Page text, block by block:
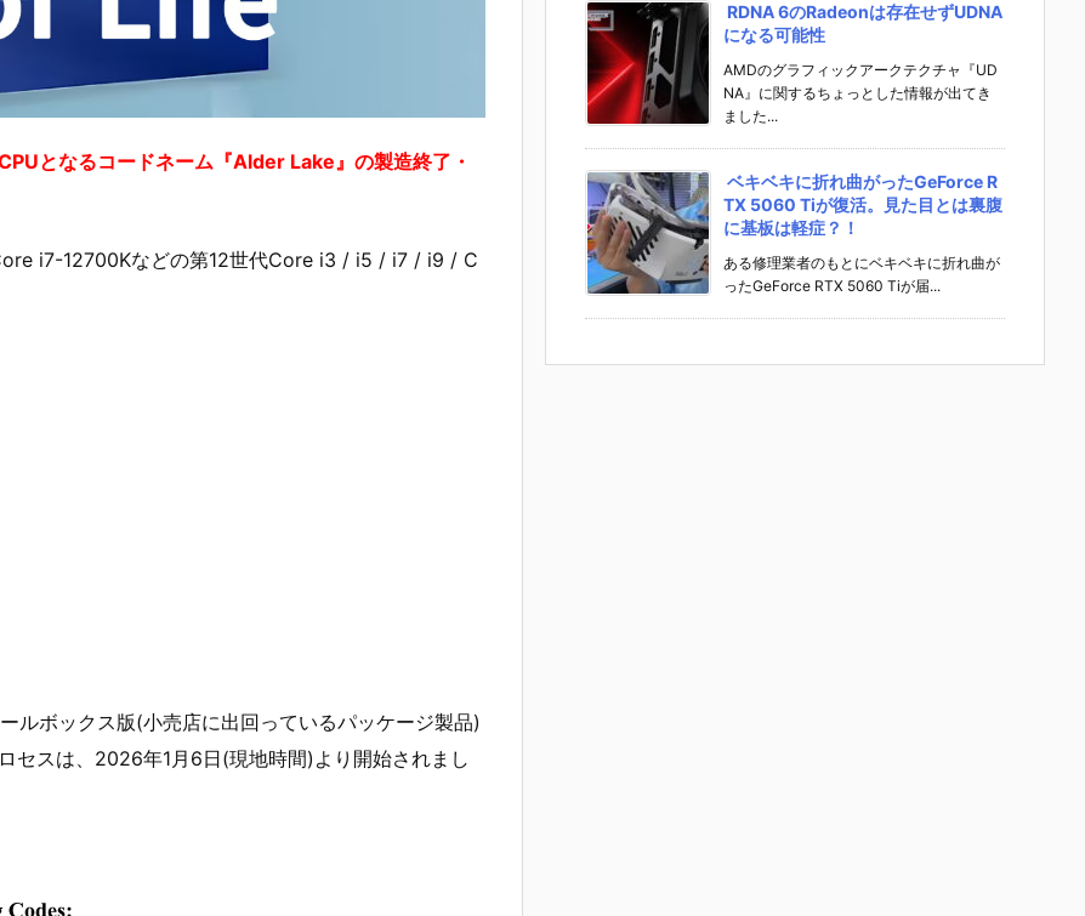
となるコードネーム『Alder Lake』の製造終了・
i7-12700Kなどの第12世代Core i3 / i5 / i7 / i9 / C
ルボックス版(小売店に出回っているパッケージ製品)
セスは、2026年1月6日(現地時間)より開始されまし
RDNA 6のRadeonは存在せずUDNA
になる可能性
AMDのグラフィックアークテクチャ『UD
NA』に関するちょっとした情報が出てき
ました...
ベキベキに折れ曲がったGeForce R
TX 5060 Tiが復活。見た目とは裏腹
に基板は軽症？！
ある修理業者のもとにベキベキに折れ曲が
ったGeForce RTX 5060 Tiが届...